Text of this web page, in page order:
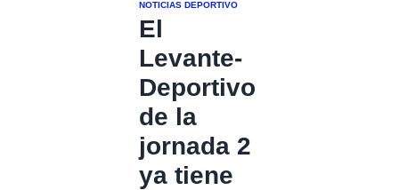
NOTICIAS DEPORTIVO
El
Levante-
Deportivo
de la
jornada 2
ya tiene